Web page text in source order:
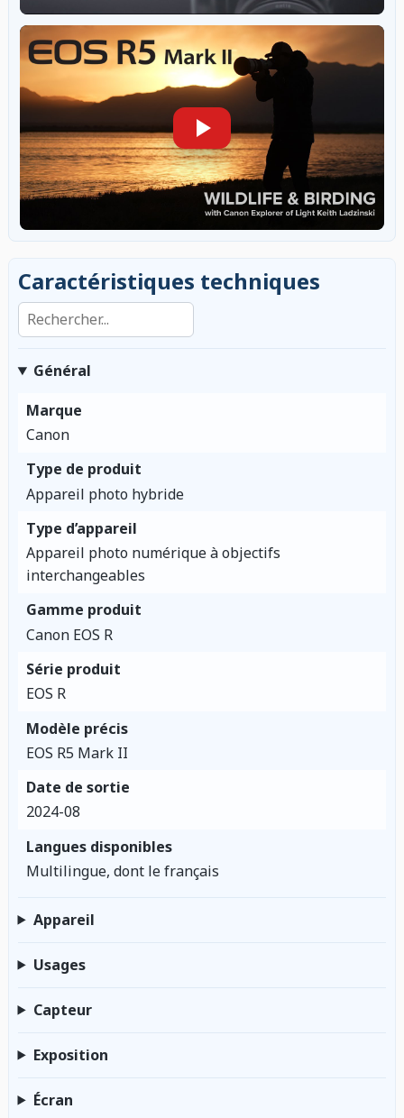
Caractéristiques techniques
Rechercher dans les caractéristiques
Général
Marque
Canon
Type de produit
Appareil photo hybride
Type d’appareil
Appareil photo numérique à objectifs
interchangeables
Gamme produit
Canon EOS R
Série produit
EOS R
Modèle précis
EOS R5 Mark II
Date de sortie
2024-08
Langues disponibles
Multilingue, dont le français
Appareil
Usages
Capteur
Exposition
Écran